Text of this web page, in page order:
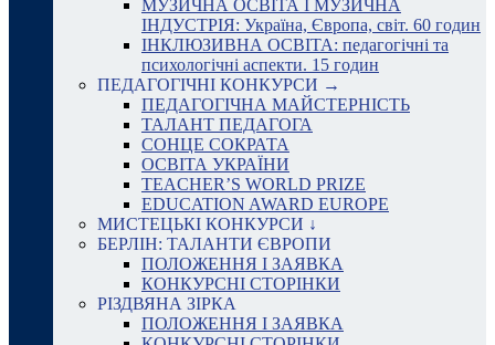
МУЗИЧНА ОСВІТА І МУЗИЧНА
ІНДУСТРІЯ: Україна, Європа, світ. 60 годин
ІНКЛЮЗИВНА ОСВІТА: педагогічні та
психологічні аспекти. 15 годин
ПЕДАГОГІЧНІ КОНКУРСИ →
ПЕДАГОГІЧНА МАЙСТЕРНІСТЬ
ТАЛАНТ ПЕДАГОГА
СОНЦЕ СОКРАТА
ОСВІТА УКРАЇНИ
TEACHER’S WORLD PRIZE
EDUCATION AWARD EUROPE
МИСТЕЦЬКІ КОНКУРСИ ↓
БЕРЛІН: ТАЛАНТИ ЄВРОПИ
ПОЛОЖЕННЯ І ЗАЯВКА
КОНКУРСНІ СТОРІНКИ
РІЗДВЯНА ЗІРКА
ПОЛОЖЕННЯ І ЗАЯВКА